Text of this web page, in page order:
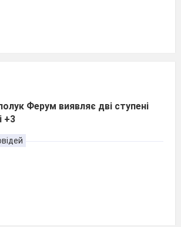
Ферум виявляє дві ступені
+3